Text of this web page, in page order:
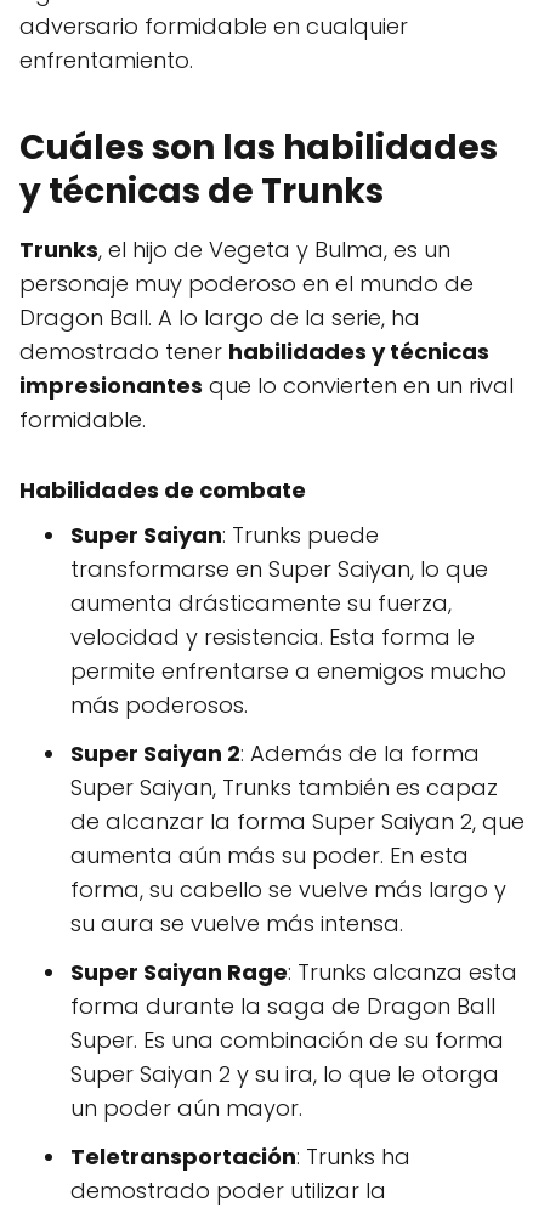
adversario formidable en cualquier
enfrentamiento.
Cuáles son las habilidades
y técnicas de Trunks
Trunks, el hijo de Vegeta y Bulma, es un
personaje muy poderoso en el mundo de
Dragon Ball. A lo largo de la serie, ha
demostrado tener habilidades y técnicas
impresionantes que lo convierten en un rival
formidable.
Habilidades de combate
Super Saiyan: Trunks puede
transformarse en Super Saiyan, lo que
aumenta drásticamente su fuerza,
velocidad y resistencia. Esta forma le
permite enfrentarse a enemigos mucho
más poderosos.
Super Saiyan 2: Además de la forma
Super Saiyan, Trunks también es capaz
de alcanzar la forma Super Saiyan 2, que
aumenta aún más su poder. En esta
forma, su cabello se vuelve más largo y
su aura se vuelve más intensa.
Super Saiyan Rage: Trunks alcanza esta
forma durante la saga de Dragon Ball
Super. Es una combinación de su forma
Super Saiyan 2 y su ira, lo que le otorga
un poder aún mayor.
Teletransportación: Trunks ha
demostrado poder utilizar la